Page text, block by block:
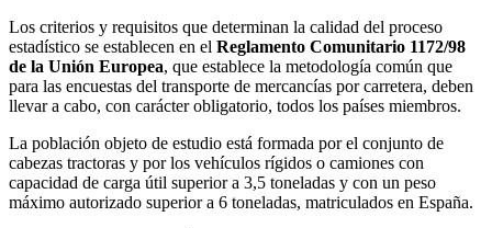
Los criterios y requisitos que determinan la calidad del proceso
estadístico se establecen en el Reglamento Comunitario 1172/98
de la Unión Europea, que establece la metodología común que
para las encuestas del transporte de mercancías por carretera, deben
llevar a cabo, con carácter obligatorio, todos los países miembros.
La población objeto de estudio está formada por el conjunto de
cabezas tractoras y por los vehículos rígidos o camiones con
capacidad de carga útil superior a 3,5 toneladas y con un peso
máximo autorizado superior a 6 toneladas, matriculados en España.